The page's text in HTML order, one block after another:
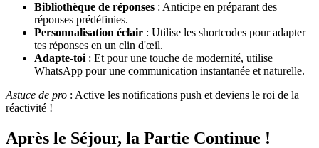
Bibliothèque de réponses : Anticipe en préparant des
réponses prédéfinies.
Personnalisation éclair : Utilise les shortcodes pour adapter
tes réponses en un clin d'œil.
Adapte-toi : Et pour une touche de modernité, utilise
WhatsApp pour une communication instantanée et naturelle.
Astuce de pro : Active les notifications push et deviens le roi de la
réactivité !
Après le Séjour, la Partie Continue !